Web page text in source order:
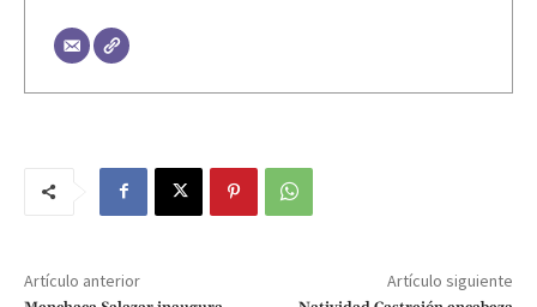
Artículo anterior Artículo siguiente